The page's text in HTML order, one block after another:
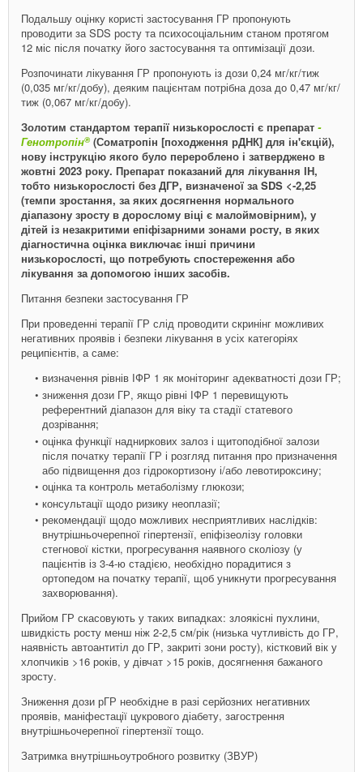
Подальшу оцінку користі застосування ГР пропонують
проводити за SDS росту та психосоціальним станом протягом
12 міс після початку його застосування та оптимізації дози.
Розпочинати лікування ГР пропонують із дози 0,24 мг/кг/тиж
(0,035 мг/кг/добу), деяким пацієнтам потрібна доза до 0,47 мг/кг/
тиж (0,067 мг/кг/добу).
Золотим стандартом терапії низькорослості є препарат ­
Генотропін® (Соматропін [походження рДНК] для ін'єкцій),
нову інструкцію якого було перероблено і затверджено в
жовтні 2023 року. Препарат показаний для лікування ІН,
тобто низькорослості без ДГР, визначеної за SDS <-2,25
(темпи зростання, за яких досягнення нормального
діапазону зросту в дорослому віці є малоймовірним), у
дітей із незакритими епіфізарними зонами росту, в яких
діагностична оцінка виключає інші причини
низькорослості, що потребують спостереження або
лікування за допомогою інших засобів.
Питання безпеки застосування ГР
При проведенні терапії ГР слід проводити скринінг можливих
негативних проявів і безпеки лікування в усіх категоріях
реципієнтів, а саме:
визначення рівнів ІФР 1 як моніторинг адекватності дози ГР;
зниження дози ГР, якщо рівні ІФР 1 перевищують
референтний діапазон для віку та стадії статевого
дозрівання;
оцінка функції надниркових залоз і щитоподібної залози
після початку терапії ГР і розгляд питання про призначення
або підвищення доз гідрокортизону і/або левотироксину;
оцінка та контроль метаболізму глюкози;
консультації щодо ризику неоплазії;
рекомендації щодо можливих несприятливих наслідків:
внутрішньочерепної гіпертензії, епіфізеолізу головки
стегнової кістки, прогресування наявного сколіозу (у
пацієнтів із 3-4-ю стадією, необхідно порадитися з
ортопедом на початку терапії, щоб уникнути прогресування
захворювання).
Прийом ГР скасовують у таких випадках: зло­якісні пухлини,
швидкість росту менш ніж 2-2,5 см/рік (низька чутливість до ГР,
наявність автоантитіл до ГР, закриті зони росту), кістковий вік у
хлопчиків >16 років, у дівчат >15 років, досягнення бажаного
зросту.
Зниження дози рГР необхідне в разі серйозних негативних
проявів, маніфестації цукрового діабету, загострення
внутрішньочерепної гіпертензії тощо.
Затримка внутрішньоутробного розвитку (ЗВУР)